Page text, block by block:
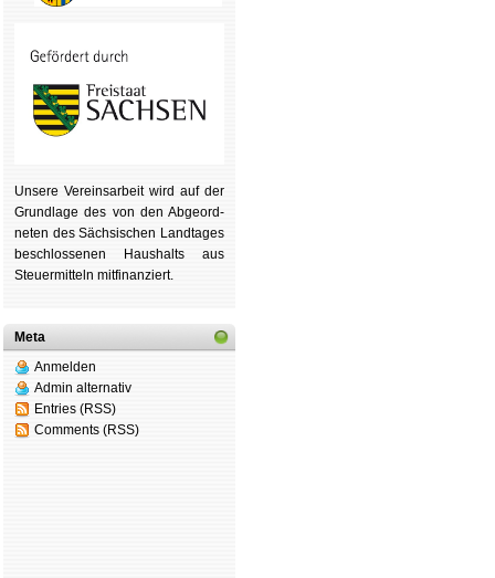
Unsere Ver­eins­ar­beit wird auf der
Grund­lage des von den Ab­ge­ord­
ne­ten des Säch­si­schen Land­tages
be­schlos­se­nen Haus­halts aus
Steu­er­mitteln mit­fi­nan­ziert.
Meta
Anmelden
Admin alternativ
Entries (RSS)
Comments (RSS)